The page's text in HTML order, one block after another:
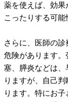
薬を使えば、効
こったりする可能
さらに、医師の
危険があります。
塞、膵炎などは
りますが、自己
ります。特にお